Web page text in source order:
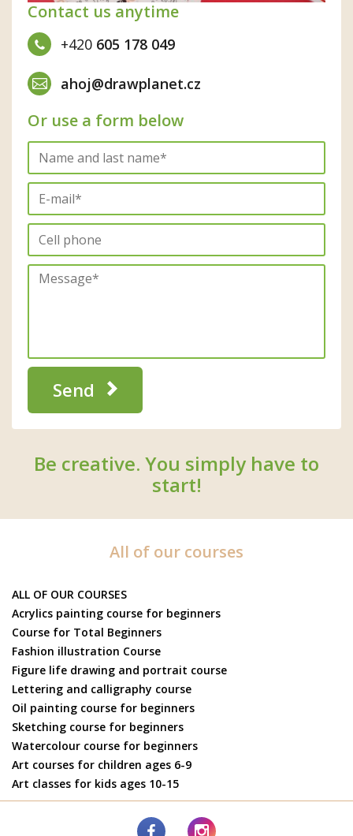
Contact us anytime
+420 605 178 049
ahoj@drawplanet.cz
Or use a form below
Send
Be creative. You simply have to
start!
All of our courses
ALL OF OUR COURSES
Acrylics painting course for beginners
Course for Total Beginners
Fashion illustration Course
Figure life drawing and portrait course
Lettering and calligraphy course
Oil painting course for beginners
Sketching course for beginners
Watercolour course for beginners
Art courses for children ages 6-9
Art classes for kids ages 10-15